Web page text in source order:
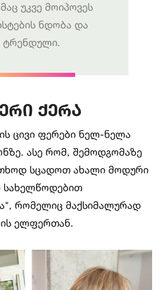
უკვე მოიპოვეს
ნდობა და
ტრენდული.
ქერა
ცივი ფერები ნელ-ნელა
ასე რომ, შემოდგომაზე
სცადოთ ახალი მოდური
სახელწოდებით
რომელიც მაქსიმალურად
ელფერთან.